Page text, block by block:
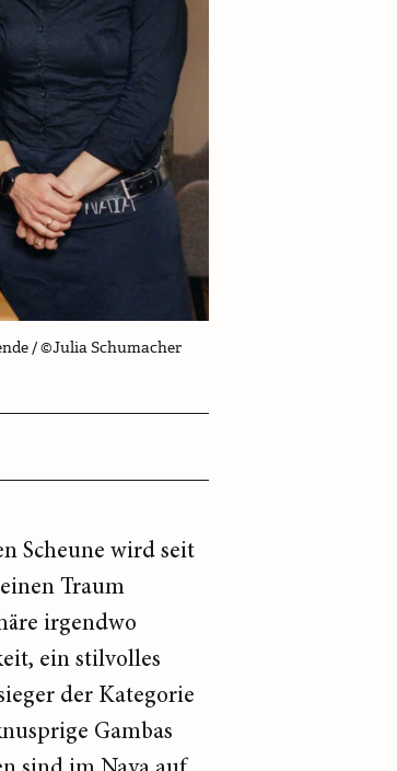
/ ©Julia Schumacher
Scheune wird seit
Traum
irgendwo
ein stilvolles
der Kategorie
Gambas